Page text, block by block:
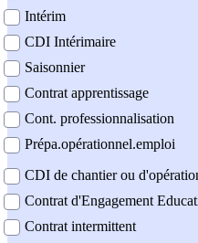
Intérim
CDI Intérimaire
Saisonnier
Contrat apprentissage
Cont. professionnalisation
Prépa.opérationnel.emploi
CDI de chantier ou
Contrat d'Engagement
Contrat intermittent